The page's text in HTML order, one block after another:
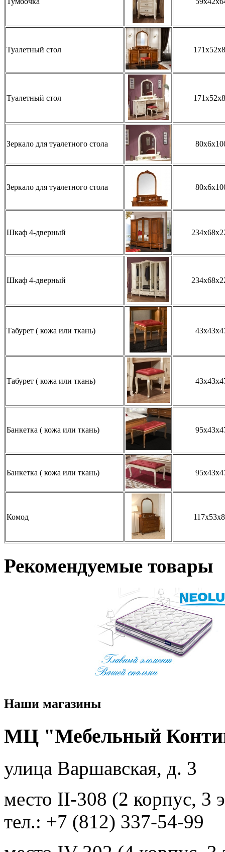
Туалетный стол
Туалетный стол
Зеркало для туалетного стола
Зеркало для туалетного стола
Шкаф 4-дверный
Шкаф 4-дверный
Табурет ( кожа или ткань)
Табурет ( кожа или ткань)
Банкетка ( кожа или ткань)
Банкетка ( кожа или ткань)
Комод
Рекомендуемые товары
Наши магазины
МЦ "Мебельный
улица Варшавская, д. 3
место II-308 (2 корпус, 3
тел.: +7 (812) 337-54-99